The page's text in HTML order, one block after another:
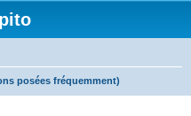
posées fréquemment)